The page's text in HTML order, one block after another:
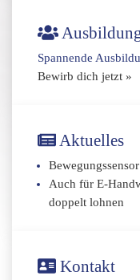
Spannende
Bewirb dich jetzt »
Aktuelles
Auch für E-
doppelt lohnen
Kontakt